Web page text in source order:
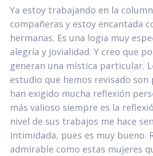
Ya estoy trabajando en la
compañeras y estoy encantada
hermanas. Es una logia muy
alegría y jovialidad. Y creo que
generan una mística particular.
estudio que hemos revisado son
han exigido mucha reflexión
más valioso siempre es la
nivel de sus trabajos me hace
intimidada, pues es muy bueno.
admirable como estas mujeres